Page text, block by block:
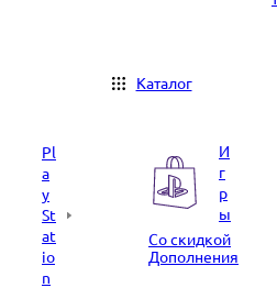
Каталог
Pl
a
y
St
at
io
n
И
г
р
ы
Со скидкой
Дополнения